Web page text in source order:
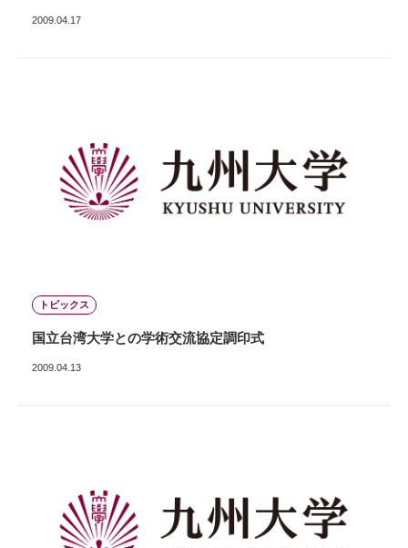
2009.04.17
トピックス
国立台湾大学との学術交流協定調印式
2009.04.13